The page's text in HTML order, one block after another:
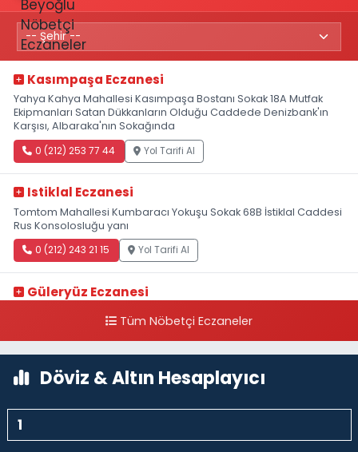
Kasımpaşa Eczanesi
Yahya Kahya Mahallesi Kasımpaşa Bostanı Sokak 18A Mutfak
Ekipmanları Satan Dükkanların Olduğu Caddede Denizbank'ın
Karşısı, Albaraka'nın Sokağında
0 (212) 253 77 44 Yol Tarifi Al
Istiklal Eczanesi
Tomtom Mahallesi Kumbaracı Yokuşu Sokak 68B İstiklal Caddesi
Rus Konsolosluğu yanı
0 (212) 243 21 15 Yol Tarifi Al
Güleryüz Eczanesi
kalaycıbahçe Meydana DoğruTüm Nöbetçi Eczaneler
Döviz & Altın Hesaplayıcı